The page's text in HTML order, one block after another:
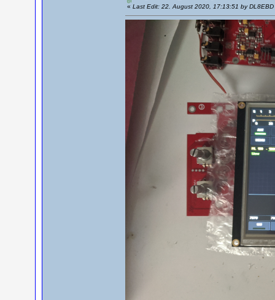
« Last Edit: 22. August 2020, 17:13:51 by DL8EBD